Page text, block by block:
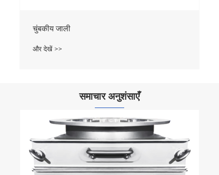
समाचार अनुशंसाएँ
चुंबकीय विभाजक लौह अशुद्धियों को क्यों आकर्षित कर
सकते हैं?
और देखें >>